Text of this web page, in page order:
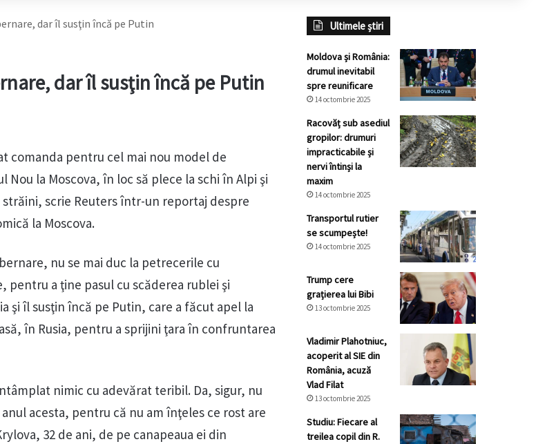
dar îl susţin încă pe Putin
dar îl susţin încă pe Putin
comanda pentru cel mai nou model de
Nou la Moscova, în loc să plece la schi în Alpi şi
străini, scrie Reuters într-un reportaj despre
la Moscova.
nu se mai duc la petrecerile cu
a ţine pasul cu scăderea rublei şi
şi îl susţin încă pe Putin, care a făcut apel la
în Rusia, pentru a sprijini ţara în confruntarea
nimic cu adevărat teribil. Da, sigur, nu
acesta, pentru că nu am înţeles ce rost are
32 de ani, de pe canapeaua ei din
Ultimele știri
Moldova și România:
drumul inevitabil
spre reunificare
14 octombrie 2025
Racovăț sub asediul
gropilor: drumuri
impracticabile și
nervi întinși la
maxim
14 octombrie 2025
Transportul rutier
se scumpește!
14 octombrie 2025
Trump cere
grațierea lui Bibi
13 octombrie 2025
Vladimir Plahotniuc,
acoperit al SIE din
România, acuză
Vlad Filat
13 octombrie 2025
Studiu: Fiecare al
treilea copil din R.